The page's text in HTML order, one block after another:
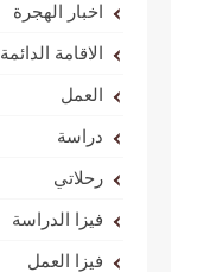
اخبار الهجرة
الاقامة الدائمة
العمل
دراسة
رحلاتي
فيزا الدراسة
فيزا العمل